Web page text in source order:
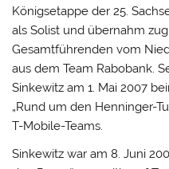
Königsetappe der 25.
als Solist und übernahm
Gesamtführenden vom
aus dem Team Rabobank.
Sinkewitz am 1. Mai 2007
„Rund um den Henninger-
T-Mobile-Teams.
Sinkewitz war am 8. Juni